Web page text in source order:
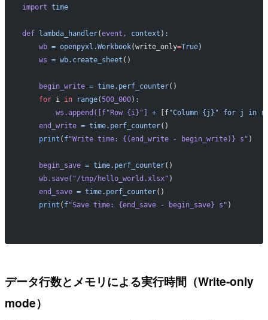
import time
def lambda_handler(event, context ) :
    wb
= openpyxl.Workbook(write_only=True)
    ws
= wb.create_sheet ()
    begin_write
= time.perf_counter()
    for
i in range(500_000) :
        ws.append([f
"Row {i}" + [f"Column {j}" for j in
    end_write
= time.perf_counter()
    print
( f"Write time: {(end_write - begin_write)} s" )
    begin_save
= time.perf_counter()
    wb.save(
"/tmp/hello_world.xlsx" )
    end_save
= time.perf_counter()
    print
( f"Save time: {end_save - begin_save} s" )
データ行数とメモリによる実行時間（Write-only
mode）